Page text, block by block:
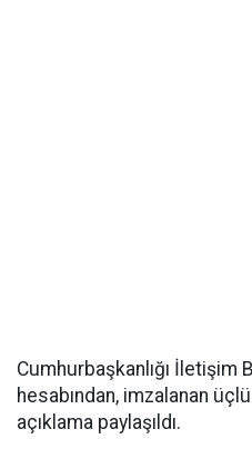
Cumhurbaşkanlığı İletişim
hesabından, imzalanan
açıklama paylaşıldı.